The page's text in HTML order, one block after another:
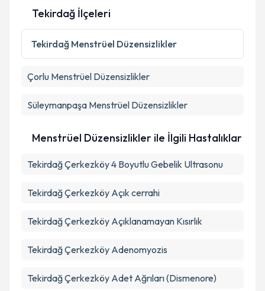
Tekirdağ İlçeleri
Tekirdağ Menstrüel Düzensizlikler
Çorlu Menstrüel Düzensizlikler
Süleymanpaşa Menstrüel Düzensizlikler
Menstrüel Düzensizlikler ile İlgili Hastalıklar
Tekirdağ Çerkezköy 4 Boyutlu Gebelik Ultrasonu
Tekirdağ Çerkezköy Açık cerrahi
Tekirdağ Çerkezköy Açıklanamayan Kısırlık
Tekirdağ Çerkezköy Adenomyozis
Tekirdağ Çerkezköy Adet Ağrıları (Dismenore)